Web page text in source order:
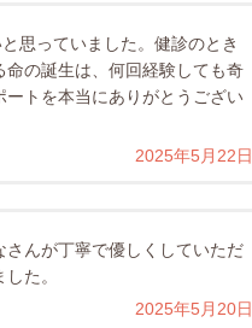
思っていました。健診のとき
の誕生は、何回経験しても奇
トを本当にありがとうござい
2025年5月22日
んが丁寧で優しくしていただ
た。
2025年5月20日